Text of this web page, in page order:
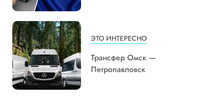
ЭТО ИНТЕРЕСНО
Трансфер Омск —
Петропавловск